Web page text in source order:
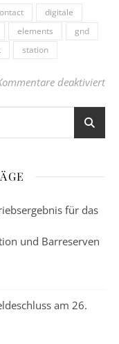
digitale
elements
gnd
station
deaktiviertfür
für das
und Barreserven
am 26.